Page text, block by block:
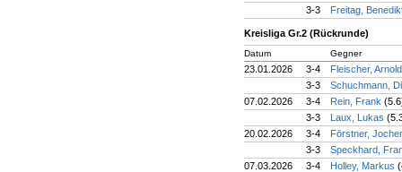
3-3
Freitag,
Kreisliga Gr.2 (Rückrunde)
Datum Gegner
23.01.2026 3-4
Fleischer,
3-3
Schuchmann,
07.02.2026
3-4 Rein, Frank
3-3
Laux, Lukas
20.02.2026
3-4
Förstner,
3-3
Speckhard,
07.03.2026
3-4 Holley, Markus